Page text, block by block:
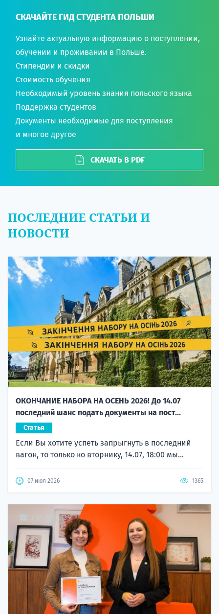
СКАЧАЙТЕ ГИД СТУДЕНТА ПОЛЬШИ
Узнайте актуальную информацию о поступлении,
обучении и проживании в Польше.
Стипендии и скидки
Стоимость обучения
Необходимый уровень знания польского языка
Поддержка студентов
Документы необходимые для поступления
и многое другое
СКАЧАТЬ В PDF
ПОСЛЕДНИЕ СТАТЬИ И
НОВОСТИ
ОКОНЧАНИЕ НАБОРА НА ОСЕНЬ 2026! До 14.07
последний шанс подать документы на пост...
Статья
Если Вы хотите успеть запрыгнуть в последний
вагон, то только ко вторнику, 14.07, 18:00 мы...
07 июл 2026 1365